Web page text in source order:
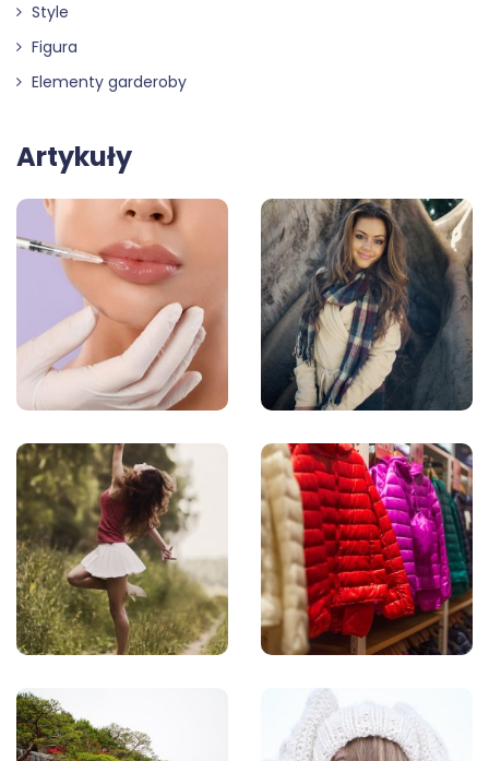
Style
Figura
Elementy garderoby
Artykuły